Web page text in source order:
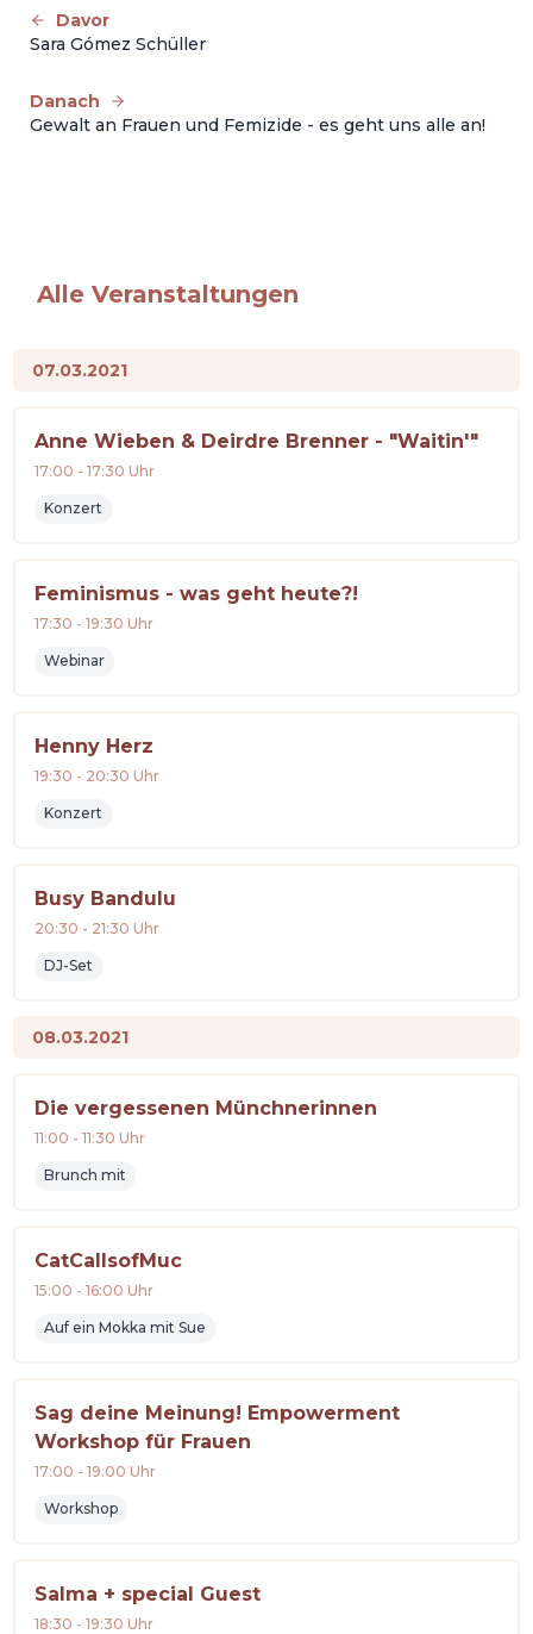
Davor
Sara Gómez Schüller
Danach
Gewalt an Frauen und Femizide - es geht uns alle an!
Alle Veranstaltungen
07.03.2021
Anne Wieben & Deirdre Brenner - "Waitin'"
17:00 -17:30 Uhr
Konzert
Feminismus - was geht heute?!
17:30 -19:30 Uhr
Webinar
Henny Herz
19:30 - 20:30 Uhr
Konzert
Busy Bandulu
20:30 - 21:30 Uhr
DJ-Set
08.03.2021
Die vergessenen Münchnerinnen
11:00 -11:30 Uhr
Brunch mit
CatCallsofMuc
15:00 -16:00 Uhr
Auf ein Mokka mit Sue
Sag deine Meinung! Empowerment
Workshop für Frauen
17:00 -19:00 Uhr
Workshop
Salma + special Guest
18:30 -19:30 Uhr